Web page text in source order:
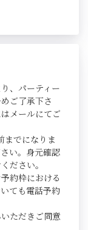
、パーティー
ご了承下さ
メールにてご
でになりま
い。身元確認
ださい。
約枠における
ても電話予約
ただきご同意